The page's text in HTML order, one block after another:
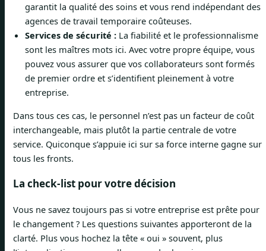
garantit la qualité des soins et vous rend indépendant des
agences de travail temporaire coûteuses.
Services de sécurité : La fiabilité et le professionnalisme
sont les maîtres mots ici. Avec votre propre équipe, vous
pouvez vous assurer que vos collaborateurs sont formés
de premier ordre et s’identifient pleinement à votre
entreprise.
Dans tous ces cas, le personnel n’est pas un facteur de coût
interchangeable, mais plutôt la partie centrale de votre
service. Quiconque s’appuie ici sur sa force interne gagne sur
tous les fronts.
La check-list pour votre décision
Vous ne savez toujours pas si votre entreprise est prête pour
le changement ? Les questions suivantes apporteront de la
clarté. Plus vous hochez la tête « oui » souvent, plus